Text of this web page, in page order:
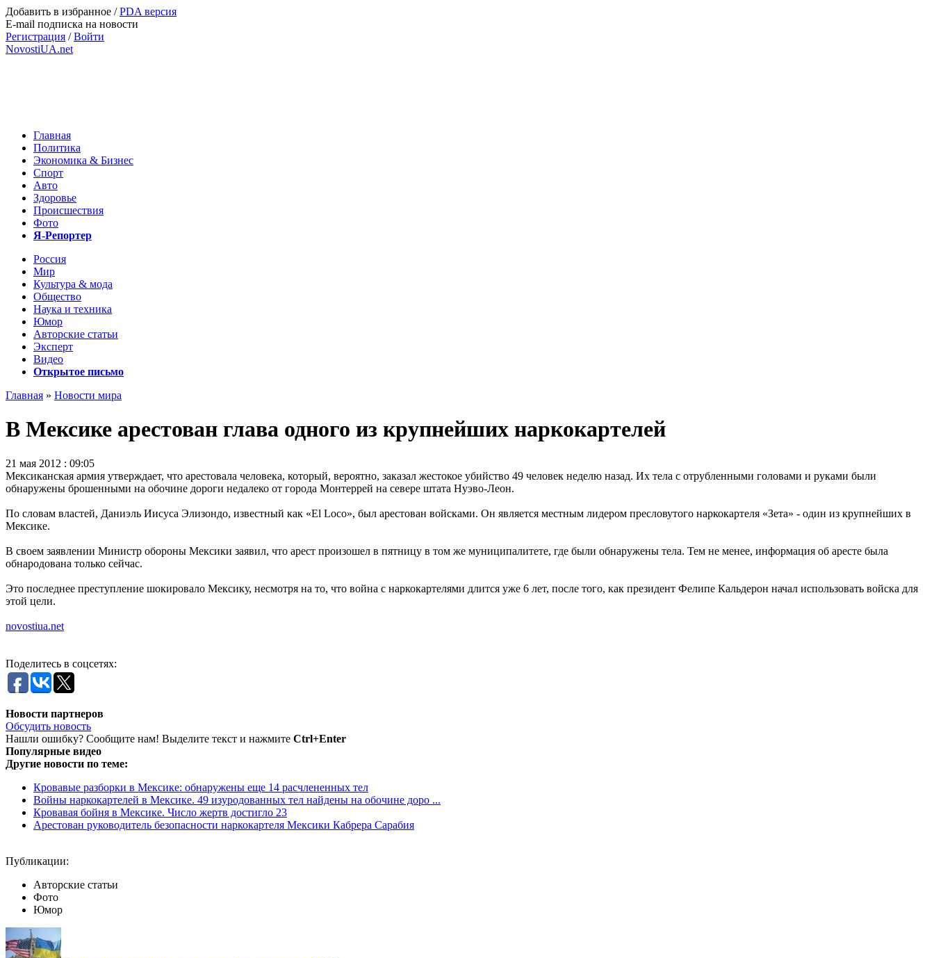
Добавить в избранное /PDA версия
E-mail подписка на новости
Регистрация /Войти
NovostiUA.net
Главная
Политика
Экономика & Бизнес
Спорт
Авто
Здоровье
Происшествия
Фото
Я-Репортер
Россия
Мир
Культура & мода
Общество
Наука и техника
Юмор
Авторские статьи
Эксперт
Видео
Открытое письмо
Главная » Новости мира
В Мексике арестован глава одного из крупнейших наркокартелей
21 мая 2012 : 09:05
Мексиканская армия утверждает, что арестовала человека, который, вероятно, заказал жестокое убийство 49 человек неделю назад. Их тела с отрубленными головами и руками были
обнаружены брошенными на обочине дороги недалеко от города Монтеррей на севере штата Нуэво-Леон.
По словам властей, Даниэль Иисуса Элизондо, известный как «El Loco», был арестован войсками. Он является местным лидером пресловутого наркокартеля «Зета» - один из крупнейших в
Мексике.
В своем заявлении Министр обороны Мексики заявил, что арест произошел в пятницу в том же муниципалитете, где были обнаружены тела. Тем не менее, информация об аресте была
обнародована только сейчас.
Это последнее преступление шокировало Мексику, несмотря на то, что война с наркокартелями длится уже 6 лет, после того, как президент Фелипе Кальдерон начал использовать войска для
этой цели.
novostiua.net
Поделитесь в соцсетях:
Новости партнеров
Обсудить новость
Нашли ошибку? Сообщите нам! Выделите текст и нажмите Ctrl+Enter
Популярные видео
Другие новости по теме:
Кровавые разборки в Мексике: обнаружены еще 14 расчлененных тел
Войны наркокартелей в Мексике. 49 изуродованных тел найдены на обочине доро ...
Кровавая бойня в Мексике. Число жертв достигло 23
Арестован руководитель безопасности наркокартеля Мексики Кабрера Сарабия
Публикации:
Авторские статьи
Фото
Юмор